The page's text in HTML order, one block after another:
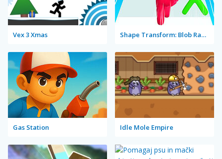
Vex 3 Xmas Shape Transform: Blob Racing
Gas Station Idle Mole Empire